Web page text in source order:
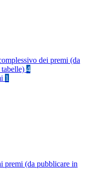
dei premi (da
4
1
premi (da pubblicare in